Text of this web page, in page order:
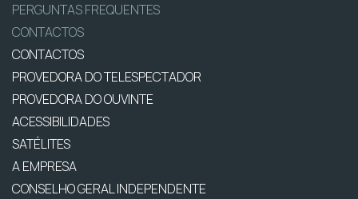
PERGUNTAS FREQUENTES
CONTACTOS
CONTACTOS
PROVEDORA DO TELESPECTADOR
PROVEDORA DO OUVINTE
ACESSIBILIDADES
SATÉLITES
A EMPRESA
CONSELHO GERAL INDEPENDENTE